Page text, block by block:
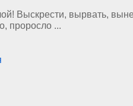
Выскрести, вырвать,
проросло ...